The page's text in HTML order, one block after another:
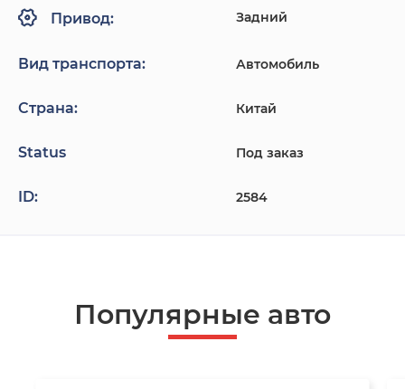
Привод: Задний
Вид транспорта: Автомобиль
Страна: Китай
Status Под заказ
ID: 2584
Популярные авто